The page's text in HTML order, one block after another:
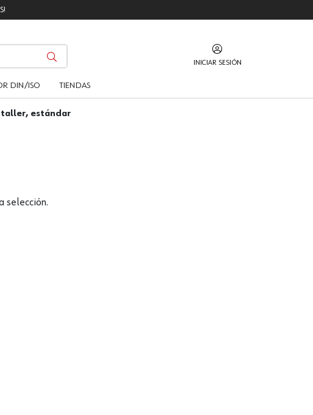
INICIAR SESIÓN
DIN/ISO TIENDAS
taller, estándar
selección.